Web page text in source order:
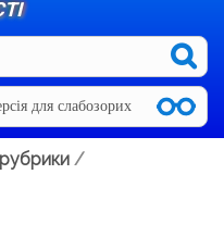
для слабозорих
/